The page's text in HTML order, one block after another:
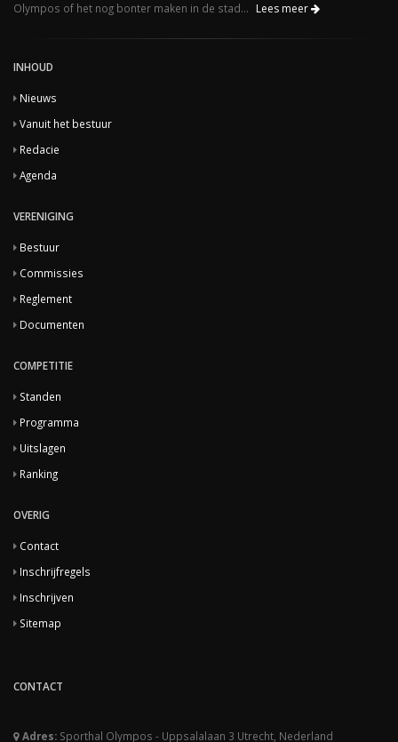
Olympos of het nog bonter maken in de stad...
Lees meer
INHOUD
Nieuws
Vanuit het bestuur
Redacie
Agenda
VERENIGING
Bestuur
Commissies
Reglement
Documenten
COMPETITIE
Standen
Programma
Uitslagen
Ranking
OVERIG
Contact
Inschrijfregels
Inschrijven
Sitemap
CONTACT
Adres: Sporthal Olympos - Uppsalalaan 3 Utrecht, Nederland